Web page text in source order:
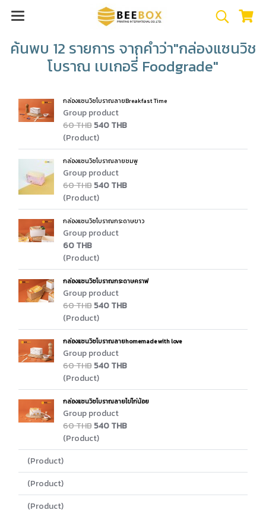
ค้นพบ 12 รายการ จากคำว่า"กล่องแซนวิช
โบราณ เบเกอรี่่ Foodgrade"
กล่องแซนวิซโบราณลายBreakfast Time
Group product
60 THB540 THB
(Product)
กล่องแซนวิซโบราณลายชมพู
Group product
60 THB540 THB
(Product)
กล่องแซนวิซโบราณกระดาษขาว
Group product
60 THB
(Product)
กล่องแซนวิซโบราณกระดาษคราฟ
Group product
60 THB540 THB
(Product)
กล่องแซนวิซโบราณลายhomemade with love
Group product
60 THB540 THB
(Product)
กล่องแซนวิซโบราณลายไข่ไก่น้อย
Group product
60 THB540 THB
(Product)
(Product)
(Product)
(Product)